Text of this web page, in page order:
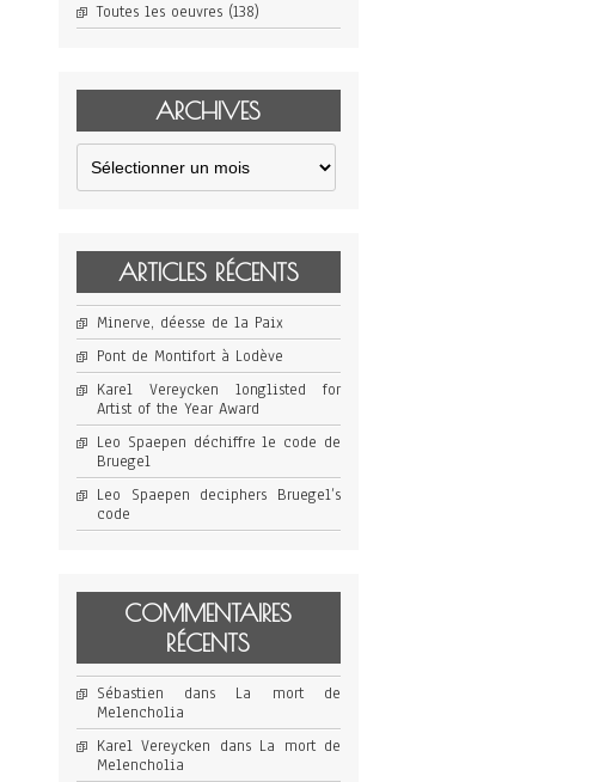
Toutes les oeuvres(138)
ARCHIVES
Archives
ARTICLES RÉCENTS
Minerve, déesse de la Paix
Pont de Montifort à Lodève
Karel Vereycken longlisted for
Artist of the Year Award
Leo Spaepen déchiffre le code de
Bruegel
Leo Spaepen deciphers Bruegel’s
code
COMMENTAIRES
RÉCENTS
Sébastien dans La mort de
Melencholia
Karel Vereycken dans La mort de
Melencholia